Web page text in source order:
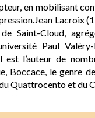
en mobilisant
Lacroix
Saint-Cloud,
Paul
l’auteur de
Boccace, le genre
Quattrocento et du